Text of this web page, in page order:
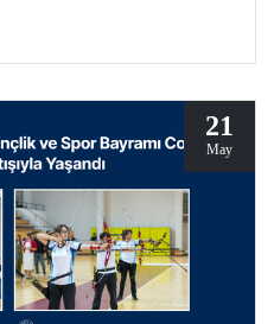
Dr. Hasan Mandal, 6 ay
21
May